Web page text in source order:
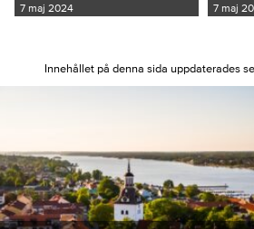
7 maj 2024 7 maj
Innehållet på denna sida uppdaterades